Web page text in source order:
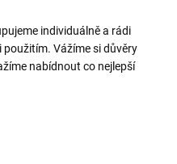
individuálně a rádi
Vážíme si důvěry
nabídnout co nejlepší